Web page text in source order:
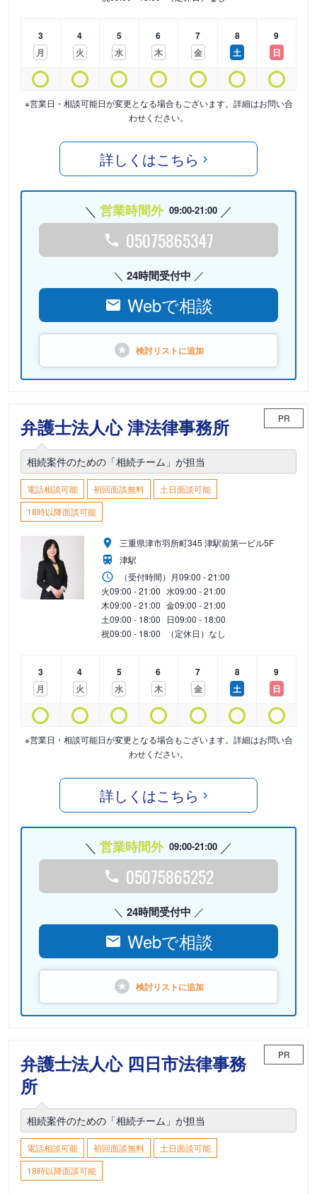
3
月
4
火
5
水
6
木
7
金
8
土
9
日
※営業日・相談可能日が変更となる場合もございます。詳細はお問い合
わせください。
詳しくはこちら
営業時間外 09:00-21:00
05075865347
24時間受付中
Webで相談
検討リストに追加
弁護士法人心 津法律事務所 PR
相続案件のための「相続チーム」が担当
電話相談可能 初回面談無料
土日面談可能
18時以降面談可能
三重県津市羽所町345 津駅前第一ビル5F
津駅
（受付時間） 月09:00 - 21:00
火09:00 - 21:00 水09:00 - 21:00
木09:00 - 21:00 金09:00 - 21:00
土09:00 - 18:00 日09:00 - 18:00
祝09:00 - 18:00 （定休日）なし
3
月
4
火
5
水
6
木
7
金
8
土
9
日
※営業日・相談可能日が変更となる場合もございます。詳細はお問い合
わせください。
詳しくはこちら
営業時間外 09:00-21:00
05075865252
24時間受付中
Webで相談
検討リストに追加
弁護士法人心 四日市法律事務
所
PR
相続案件のための「相続チーム」が担当
電話相談可能 初回面談無料
土日面談可能
18時以降面談可能